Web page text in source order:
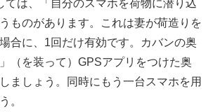
ては、「自分のスマホを荷物に潜り込
ものがあります。これは妻が荷造りを
合に、1回だけ有効です。カバンの奥
（を装って）GPSアプリをつけた奥
ましょう。同時にもう一台スマホを用
。